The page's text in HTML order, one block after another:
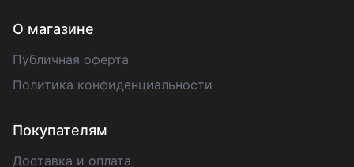
О магазине
Публичная оферта
Политика конфиденциальности
Покупателям
Доставка и оплата